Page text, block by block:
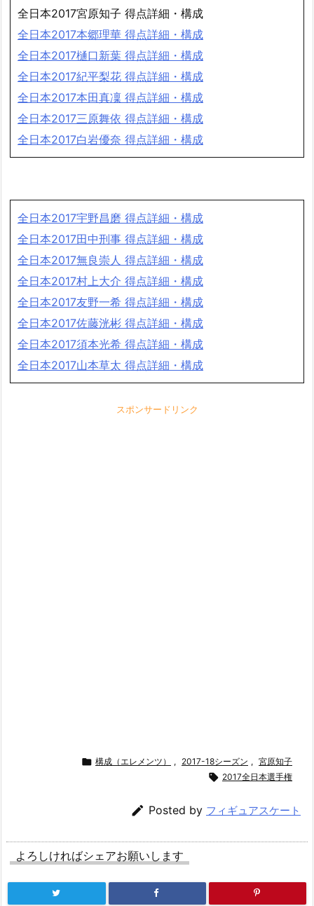
全日本2017宮原知子 得点詳細・構成
全日本2017本郷理華 得点詳細・構成
全日本2017樋口新葉 得点詳細・構成
全日本2017紀平梨花 得点詳細・構成
全日本2017本田真凜 得点詳細・構成
全日本2017三原舞依 得点詳細・構成
全日本2017白岩優奈 得点詳細・構成
全日本2017宇野昌磨 得点詳細・構成
全日本2017田中刑事 得点詳細・構成
全日本2017無良崇人 得点詳細・構成
全日本2017村上大介 得点詳細・構成
全日本2017友野一希 得点詳細・構成
全日本2017佐藤洸彬 得点詳細・構成
全日本2017須本光希 得点詳細・構成
全日本2017山本草太 得点詳細・構成
スポンサードリンク
 構成（エレメンツ） , 2017-18シーズン , 宮原知子
 2017全日本選手権
 Posted by フィギュアスケート
よろしければシェアお願いします